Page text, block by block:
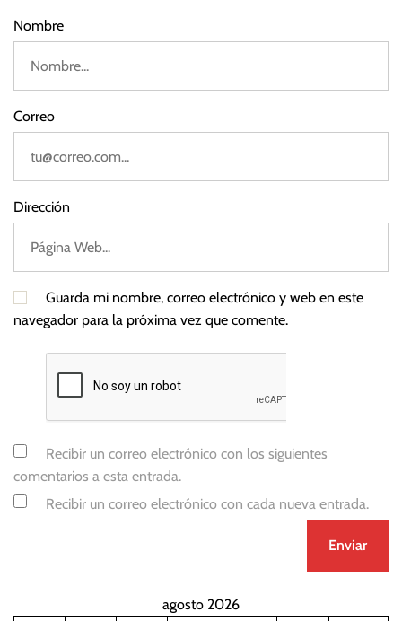
3
Nombre
Correo
Dirección
Guarda mi nombre, correo electrónico y web en este
navegador para la próxima vez que comente.
Recibir un correo electrónico con los siguientes
comentarios a esta entrada.
Recibir un correo electrónico con cada nueva entrada.
agosto 2026